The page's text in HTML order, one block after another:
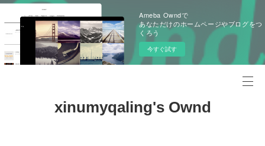
Ameba Owndで
あなただけのホームページやブログをつ
くろう
今すぐ試す
xinumyqaling's Ownd